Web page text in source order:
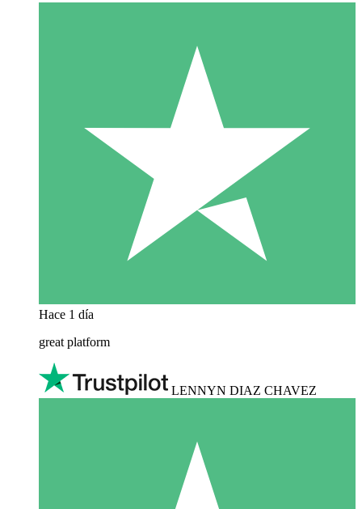
Hace 1 día
great platform
LENNYN DIAZ CHAVEZ